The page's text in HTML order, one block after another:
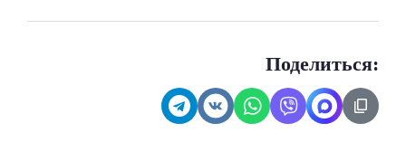
Поделиться: